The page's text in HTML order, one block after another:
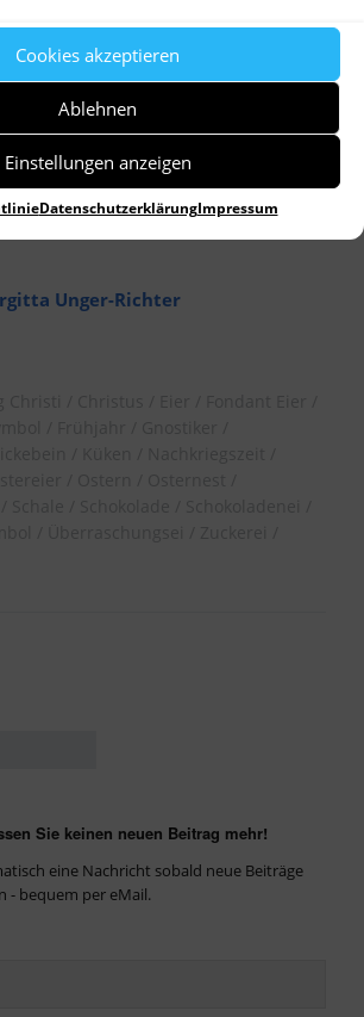
Cookies akzeptieren
Ablehnen
Einstellungen anzeigen
DatenschutzerklärungImpressum
Unger-Richter
Sie keinen neuen Beitrag mehr!
eine Nachricht sobald neue Beiträge
- bequem per eMail.